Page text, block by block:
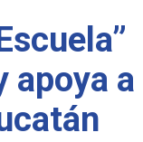
apoya a